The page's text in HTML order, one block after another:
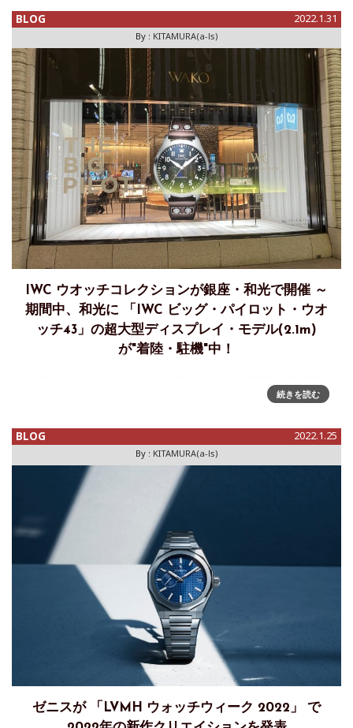
ヤル オーク人
BLOG 2022.1.31
By : KITAMURA(a-ls)
IWC ウオッチコレクションが銀座・和光で開催 ～
期間中、和光に 「IWC ビッグ・パイロット・ウオ
ッチ43」の超大型ディスプレイ・モデル(2.1m)
が"着陸・駐機"中！
(祝・水)まで期間中、和光の時計塔（直径2.4m）の足元に
モデル（2.1m）が"着陸・駐機"中！ 銀座のシンボ
続きを読む
BLOG 2022.1.25
By : KITAMURA(a-ls)
ゼニスが 「LVMH ウォッチウィーク 2022」 で